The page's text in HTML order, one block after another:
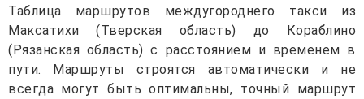
Таблица маршрутов междугороднего такси из
Максатихи (Тверская область) до Кораблино
(Рязанская область) с расстоянием и временем в
пути. Маршруты строятся автоматически и не
всегда могут быть оптимальны, точный маршрут